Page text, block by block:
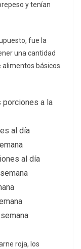
y tenían
fue la
una cantidad
básicos.
porciones a la
al día
al día
roja, los